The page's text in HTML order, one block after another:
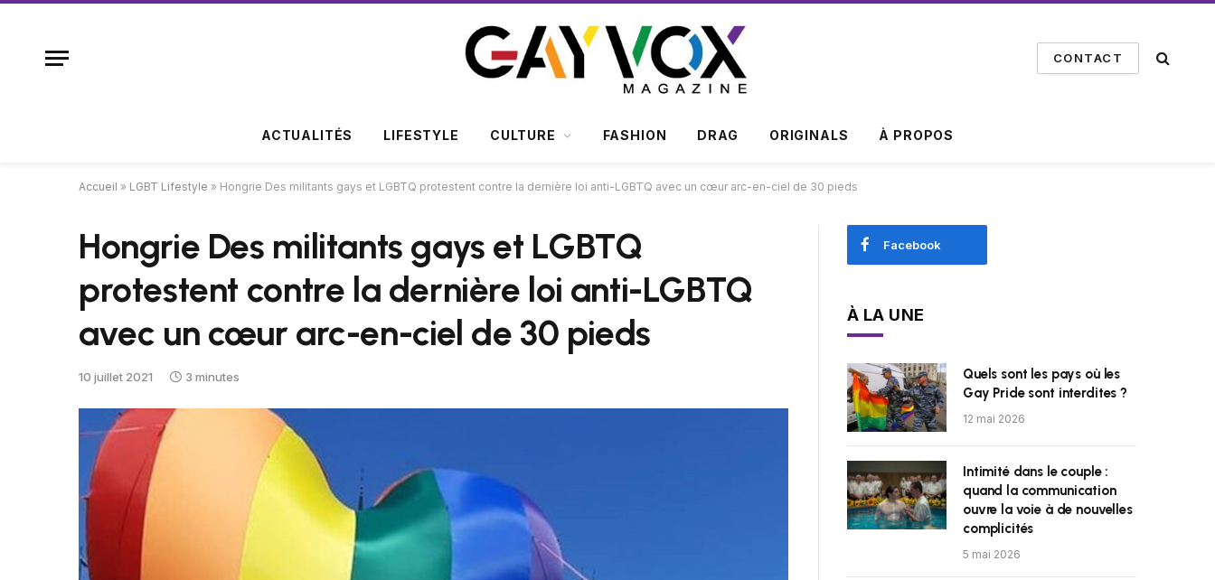
CONTACT
ACTUALITÉS LIFESTYLE CULTURE FASHION DRAG ORIGINALS À PROPOS
Accueil » LGBT Lifestyle » Hongrie Des militants gays et LGBTQ protestent contre la dernière loi anti-LGBTQ avec un cœur arc-en-ciel de 30 pieds
Hongrie Des militants gays et LGBTQ
protestent contre la dernière loi anti-LGBTQ
avec un cœur arc-en-ciel de 30 pieds
10 juillet 2021 3 minutes
Facebook
À LA UNE
Quels sont les pays où les
Gay Pride sont interdites ?
12 mai 2026
Intimité dans le couple :
quand la communication
ouvre la voie à de nouvelles
complicités
5 mai 2026